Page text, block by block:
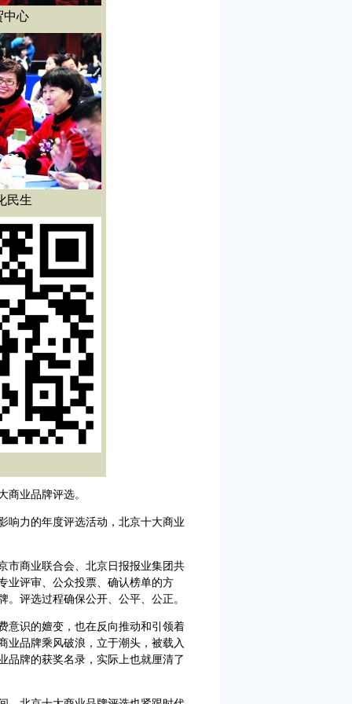
心
生
业品牌评选。
力的年度评选活动，北京十大商业
商业联合会、北京日报报业集团共
业评审、公众投票、确认榜单的方
评选过程确保公开、公平、公正。
识的嬗变，也在反向推动和引领着
业品牌乘风破浪，立于潮头，被载入
品牌的获奖名录，实际上也就厘清了